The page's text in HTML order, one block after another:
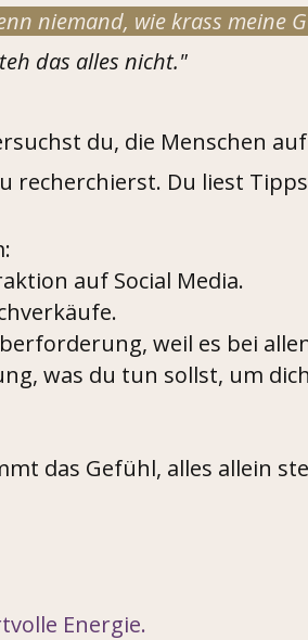
niemand, wie krass meine
das alles nicht."
du, die Menschen
recherchierst. Du liest
auf Social Media.
weil es bei
was du tun sollst, um
das Gefühl, alles allein
Energie.